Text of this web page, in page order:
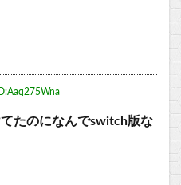
たのになんでswitch版な